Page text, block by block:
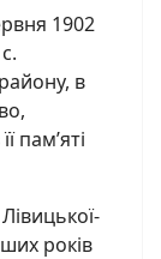
1902
в
пам’яті
років